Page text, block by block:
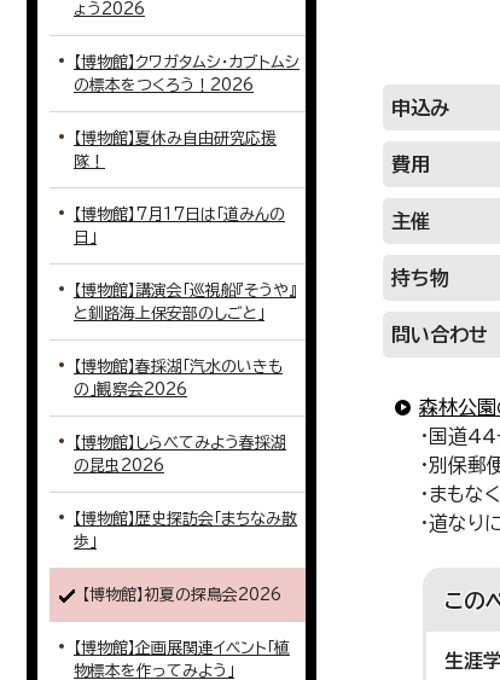
申込み
費用
主催
持ち物
問い合わせ
森林公園
・国道
・別保郵
・まもな
・道な
この
生涯
ょう2026
【博物館】クワガタムシ・カブトムシ
の標本をつくろう！2026
【博物館】夏休み自由研究応援
隊！
【博物館】7月17日は「道みんの
日」
【博物館】講演会「巡視船『そうや』
と釧路海上保安部のしごと」
【博物館】春採湖「汽水のいきも
の」観察会2026
【博物館】しらべてみよう春採湖
の昆虫2026
【博物館】歴史探訪会「まちなみ散
歩」
【博物館】初夏の探鳥会2026
【博物館】企画展関連イベント「植
物標本を作ってみよう」